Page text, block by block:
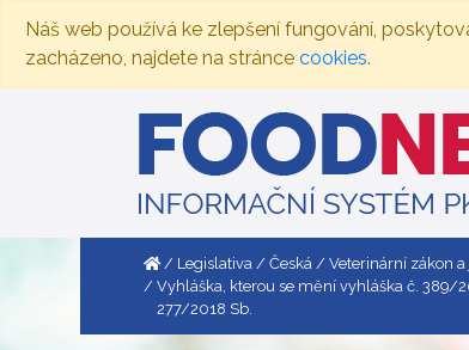
Náš web používá ke zlepšení fungování,
zacházeno, najdete na stránce cookies.
Legislativa Česká Veterinární zákon
Vyhláška, kterou se mění vyhláška č. 389/
277/2018 Sb.